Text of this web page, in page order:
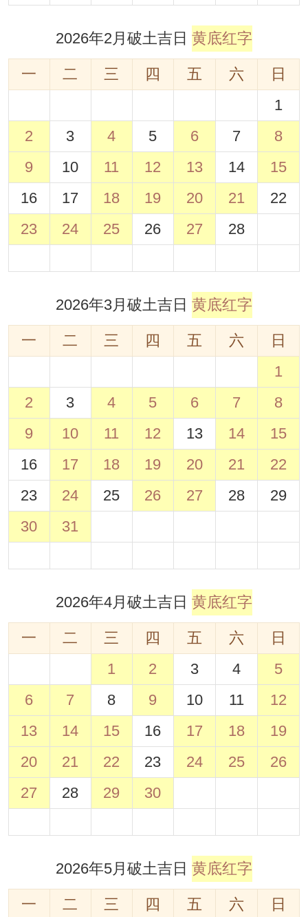
2026年2月破土吉日 黄底红字
一 二 三 四 五 六
日
1
2
3 4 5 6 7
8
9
10 11 12 13 14
15
16
17 18 19 20 21
22
23
24 25 26 27 28
2026年3月破土吉日 黄底红字
一 二 三 四 五 六
日
1
2
3 4 5 6 7
8
9
10 11 12 13 14
15
16
17 18 19 20 21
22
23
24 25 26 27 28
29
30
31
2026年4月破土吉日 黄底红字
一 二 三 四 五 六
日
1
2 3 4
5
6
7 8 9 10 11
12
13
14 15 16 17 18
19
20
21 22 23 24 25
26
27
28 29 30
2026年5月破土吉日 黄底红字
一 二 三 四 五 六 日